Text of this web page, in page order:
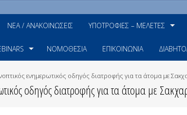
ΝΈΑ / ΑΝΑΚΟΙΝΏΣΕΙΣ ΥΠΟΤΡΟΦΊΕΣ – ΜΕΛΈΤΕΣ
ΝΟΜΟΘΕΣΊΑ ΕΠΙΚΟΙΝΩΝΊΑ
ενημερωτικός οδηγός διατροφής για τα άτομα με
οδηγός διατροφής για τα άτομα με